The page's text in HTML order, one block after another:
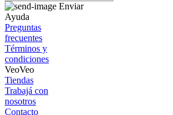
Enviar
Ayuda
Preguntas
frecuentes
Términos y
condiciones
VeoVeo
Tiendas
Trabajá con
nosotros
Contacto